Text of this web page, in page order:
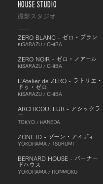
HOUSE STUDIO
撮影スタジオ
ZERO BLANC - ゼロ・ブラン
KISARAZU / CHIBA
ZERO NOIR - ゼロ・ノアール
KISARAZU / CHIBA
L'Atelier de ZERO - ラトリエ・
ドゥ・ゼロ
KISARAZU / CHIBA
ARCHICOULEUR - アシックラ
ー
TOKYO / HANEDA
ZONE ID - ゾーン・アイディ
YOKOHAMA / TSURUMI
BERNARD HOUSE - バーナー
ドハウス
YOKOHAMA / HONMOKU